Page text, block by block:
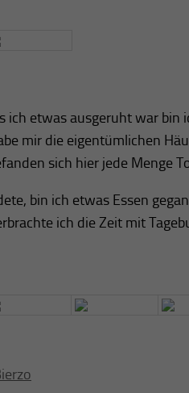
ich etwas ausgeruht war bin
mir die eigentümlichen
sich hier jede Menge
bin ich etwas Essen
ich die Zeit mit